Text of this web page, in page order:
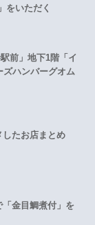
をいただく
前」地下1階「イ
ハンバーグオム
したお店まとめ
金目鯛煮付」を